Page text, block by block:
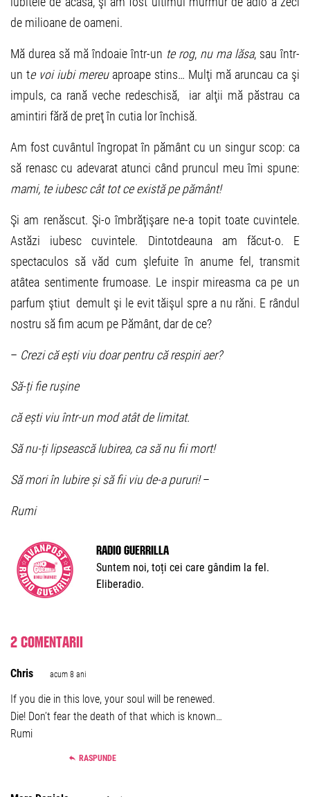
de milioane de oameni.
Mă durea să mă îndoaie într-un te rog, nu ma lăsa, sau într-
un te voi iubi mereuaproape stins… Mulţi mă aruncau ca şi
impuls, ca rană veche redeschisă, iar alţii mă păstrau ca
amintiri fără de preţ în cutia lor închisă.
Am fost cuvântul îngropat în pământ cu un singur scop: ca
să renasc cu adevarat atunci când pruncul meu îmi spune:
mami, te iubesc cât tot ce există pe pământ!
Şi am renăscut. Şi-o îmbrăţişare ne-a topit toate cuvintele.
Astăzi iubesc cuvintele. Dintotdeauna am făcut-o. E
spectaculos să văd cum şlefuite în anume fel, transmit
atâtea sentimente frumoase. Le inspir mireasma ca pe un
parfum ştiut demult şi le evit tăişul spre a nu răni. E rândul
nostru să fim acum pe Pământ, dar de ce?
– Crezi că ești viu doar pentru că respiri aer?
Să-ți fie rușine
că ești viu într-un mod atât de limitat.
Să nu-ți lipsească Iubirea, ca să nu fii mort!
Să mori în Iubire și să fii viu de-a pururi!–
Rumi
Radio Guerrilla
Suntem noi, toți cei care gândim la fel.
Eliberadio.
2 comentarii
Chris acum 8 ani
If you die in this love, your soul will be renewed.
Die! Don’t fear the death of that which is known…
Rumi
RASPUNDE